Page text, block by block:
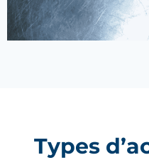
Types